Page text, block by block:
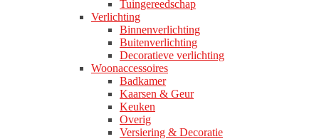
Tuingereedschap
Verlichting
Binnenverlichting
Buitenverlichting
Decoratieve verlichting
Woonaccessoires
Badkamer
Kaarsen & Geur
Keuken
Overig
Versiering & Decoratie